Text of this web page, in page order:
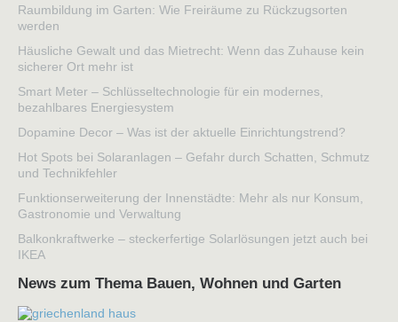
Raumbildung im Garten: Wie Freiräume zu Rückzugsorten
werden
Häusliche Gewalt und das Mietrecht: Wenn das Zuhause kein
sicherer Ort mehr ist
Smart Meter – Schlüsseltechnologie für ein modernes,
bezahlbares Energiesystem
Dopamine Decor – Was ist der aktuelle Einrichtungstrend?
Hot Spots bei Solaranlagen – Gefahr durch Schatten, Schmutz
und Technikfehler
Funktionserweiterung der Innenstädte: Mehr als nur Konsum,
Gastronomie und Verwaltung
Balkonkraftwerke – steckerfertige Solarlösungen jetzt auch bei
IKEA
News zum Thema Bauen, Wohnen und Garten